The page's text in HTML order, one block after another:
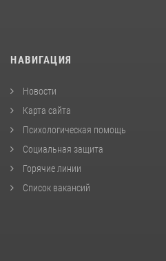
НАВИГАЦИЯ
Новости
Карта сайта
Психологическая помощь
Социальная защита
Горячие линии
Список вакансий